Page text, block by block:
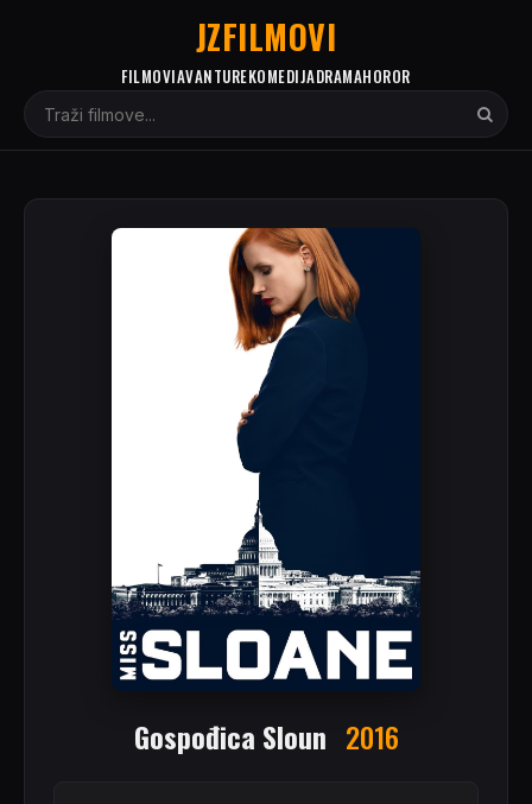
JZFILMOVI
FILMOVIAVANTUREKOMEDIJADRAMAHOROR
Gospođica Sloun 2016